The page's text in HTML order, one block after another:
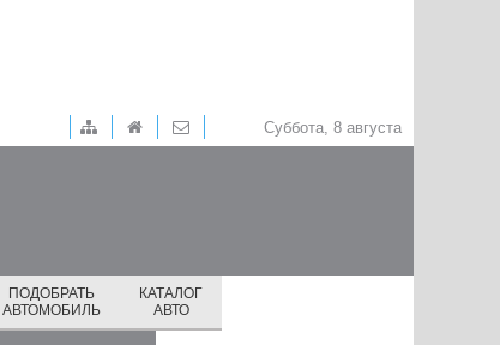
Суббота, 8 августа
ПОДОБРАТЬ
АВТОМОБИЛЬ
КАТАЛОГ
АВТО